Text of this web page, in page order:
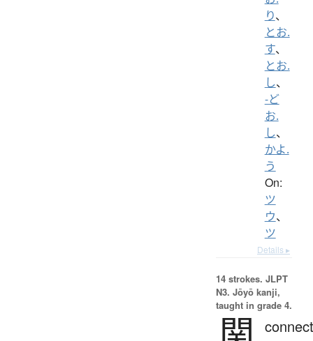
り、
とお.
す、
とお.
し、
-ど
お.
し、
かよ.
う
On:
ツ
ウ、
ツ
Details ▸
14 strokes. JLPT
N3. Jōyō kanji,
taught in grade 4.